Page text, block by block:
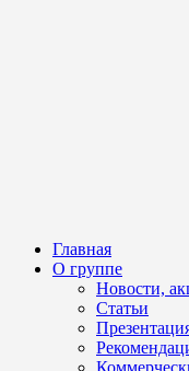
Главная
О группе
Новости,
Статьи